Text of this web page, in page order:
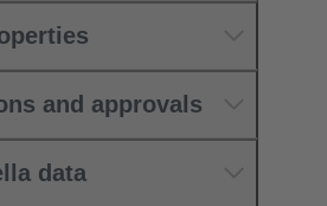
and approvals
data